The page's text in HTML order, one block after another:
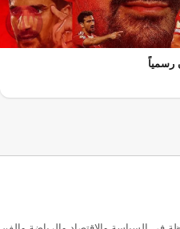
رسمياً